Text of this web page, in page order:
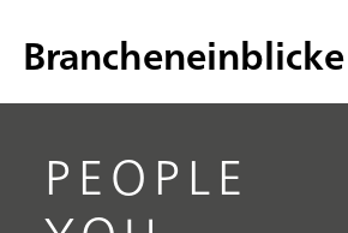
Brancheneinblicke
PEOPLE